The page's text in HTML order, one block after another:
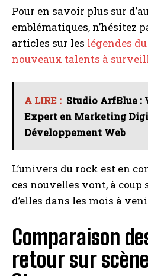
Pour en savoir plus sur
emblématiques, n’hésitez
articles sur les légendes
nouveaux talents à
A LIRE : Studio ArfBlue :
Expert en Marketing
Développement Web
L’univers du rock est en
ces nouvelles vont, à coup
d’elles dans les mois à
Comparaison
retour sur